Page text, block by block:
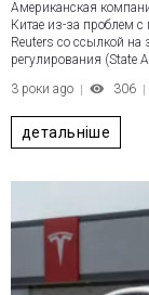
Американская
Китае из-за проблем
Reuters со ссылкой на
регулирования (State
3 роки ago
306
детальніше